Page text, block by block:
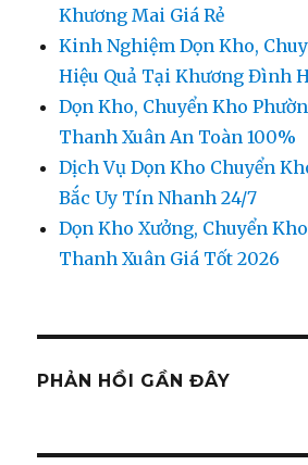
Khương Mai Giá Rẻ
Kinh Nghiệm Dọn Kho,
Hiệu Quả Tại Khương Đình
Dọn Kho, Chuyển Kho
Thanh Xuân An Toàn 100%
Dịch Vụ Dọn Kho Chuyển
Bắc Uy Tín Nhanh 24/7
Dọn Kho Xưởng, Chuyển
Thanh Xuân Giá Tốt 2026
PHẢN HỒI GẦN ĐÂY